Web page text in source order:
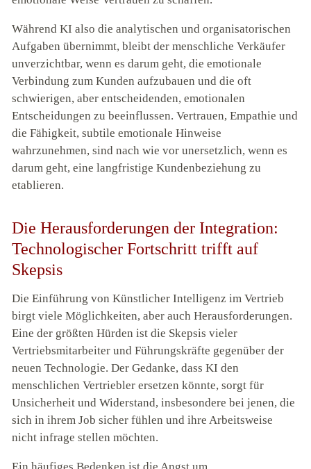
Während KI also die analytischen und organisatorischen
Aufgaben übernimmt, bleibt der menschliche Verkäufer
unverzichtbar, wenn es darum geht, die emotionale
Verbindung zum Kunden aufzubauen und die oft
schwierigen, aber entscheidenden, emotionalen
Entscheidungen zu beeinflussen. Vertrauen, Empathie und
die Fähigkeit, subtile emotionale Hinweise
wahrzunehmen, sind nach wie vor unersetzlich, wenn es
darum geht, eine langfristige Kundenbeziehung zu
etablieren.
Die Herausforderungen der Integration:
Technologischer Fortschritt trifft auf
Skepsis
Die Einführung von Künstlicher Intelligenz im Vertrieb
birgt viele Möglichkeiten, aber auch Herausforderungen.
Eine der größten Hürden ist die Skepsis vieler
Vertriebsmitarbeiter und Führungskräfte gegenüber der
neuen Technologie. Der Gedanke, dass KI den
menschlichen Vertriebler ersetzen könnte, sorgt für
Unsicherheit und Widerstand, insbesondere bei jenen, die
sich in ihrem Job sicher fühlen und ihre Arbeitsweise
nicht infrage stellen möchten.